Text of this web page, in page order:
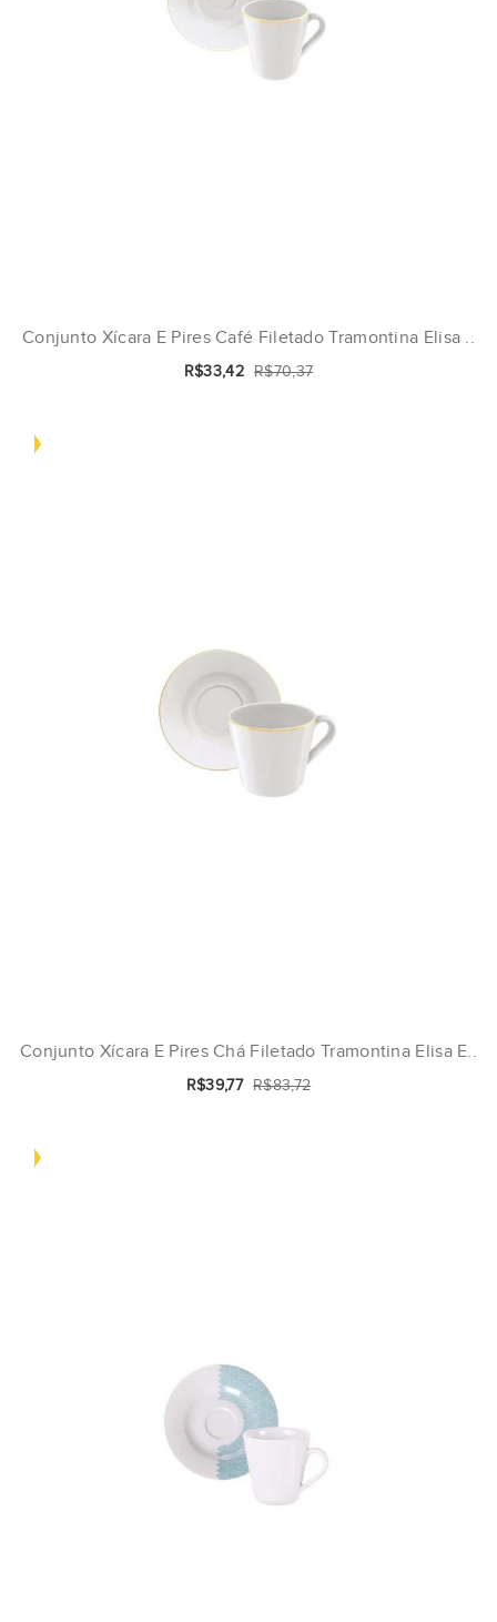
Conjunto Xícara E Pires Café Filetado Tramontina Elisa ..
R$33,42 R$70,37
Conjunto Xícara E Pires Chá Filetado Tramontina Elisa E..
R$39,77 R$83,72